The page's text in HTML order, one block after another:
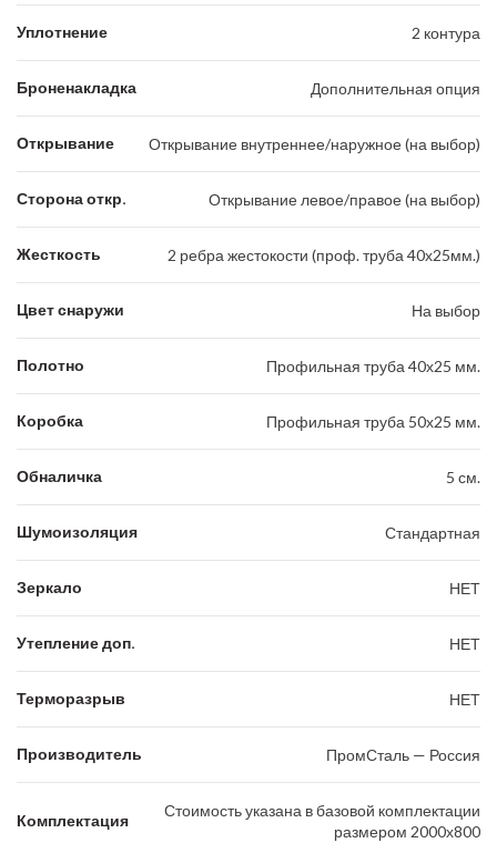
Уплотнение 2 контура
Броненакладка Дополнительная опция
Открывание Открывание внутреннее/наружное (на выбор)
Сторона откр. Открывание левое/правое (на выбор)
Жесткость 2 ребра жестокости (проф. труба 40х25мм.)
Цвет снаружи На выбор
Полотно Профильная труба 40х25 мм.
Коробка Профильная труба 50х25 мм.
Обналичка 5 см.
Шумоизоляция Стандартная
Зеркало НЕТ
Утепление доп. НЕТ
Терморазрыв НЕТ
Производитель ПромСталь — Россия
Комплектация
Стоимость указана в базовой комплектации
размером 2000х800